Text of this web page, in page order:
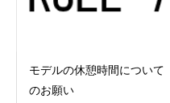
モデルの休憩時間について
のお願い